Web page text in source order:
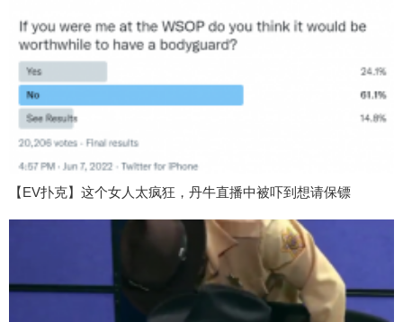
【EV扑克】这个女人太疯狂，丹牛直播中被吓到想请保镖